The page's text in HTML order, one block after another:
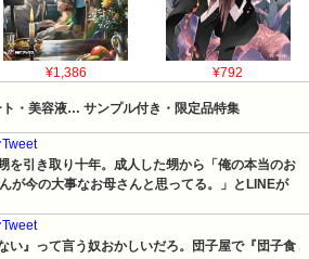
¥1,386 ¥792
・美容液… サンプル付き・限定品特集
を引き取り十年。成人した甥から「俺の本当のお
が今の大事なお母さんと思ってる。」とLINEが
い』って言う奴おかしいだろ。団子屋で『団子食